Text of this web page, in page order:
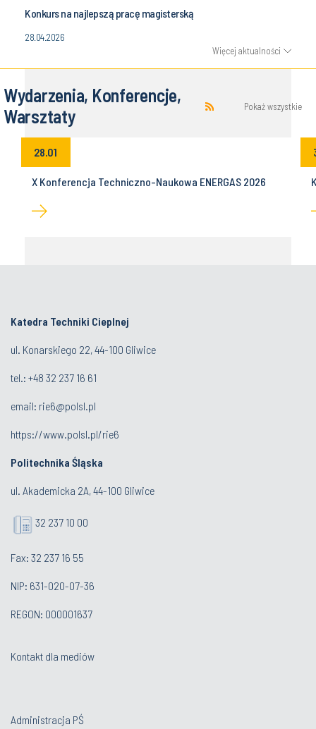
Konkurs na najlepszą pracę magisterską
28.04.2026
Więcej aktualności
Wydarzenia, Konferencje,
Warsztaty
Pokaż wszystkie
28.01
X Konferencja Techniczno-Naukowa ENERGAS 2026
Katedra Techniki Cieplnej
ul. Konarskiego 22, 44-100 Gliwice
tel.: +48 32 237 16 61
email: rie6@polsl.pl
https://www.polsl.pl/rie6
Politechnika Śląska
ul. Akademicka 2A, 44-100 Gliwice
32 237 10 00
Fax: 32 237 16 55
NIP: 631-020-07-36
REGON: 000001637
Kontakt dla mediów
Administracja PŚ